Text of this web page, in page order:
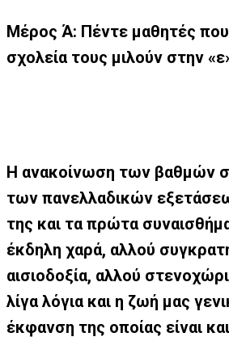
Μέρος Ά: Πέντε μαθητές
σχολεία τους μιλούν στην
Η ανακοίνωση των βαθμών
των πανελλαδικών
της και τα πρώτα
έκδηλη χαρά, αλλού
αισιοδοξία, αλλού
λίγα λόγια και η ζωή μας
έκφανση της οποίας είναι